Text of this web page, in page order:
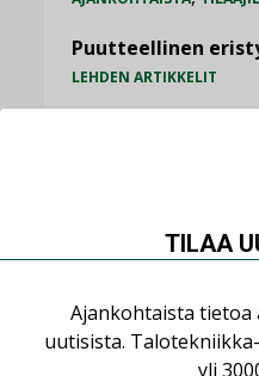
Puutteellinen
LEHDEN ARTIKKELIT
KATSO KAIKKI
TILAA
Ajankohtaista tietoa
uutisista.
yli